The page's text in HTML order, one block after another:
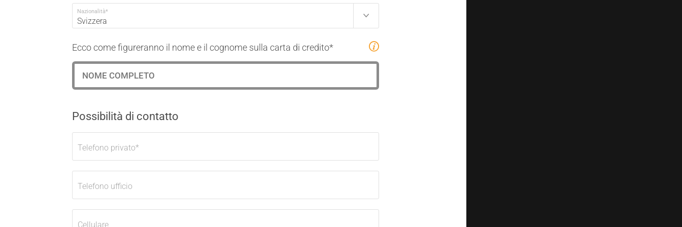
Nazionalità*
Svizzera
Ecco come figureranno il nome e il cognome sulla carta di credito*
Possibilità di contatto
Telefono privato*
Telefono ufficio
Cellulare